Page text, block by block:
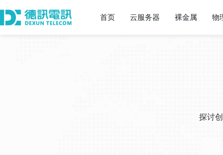
首页 云服务器 裸金属 物
探讨